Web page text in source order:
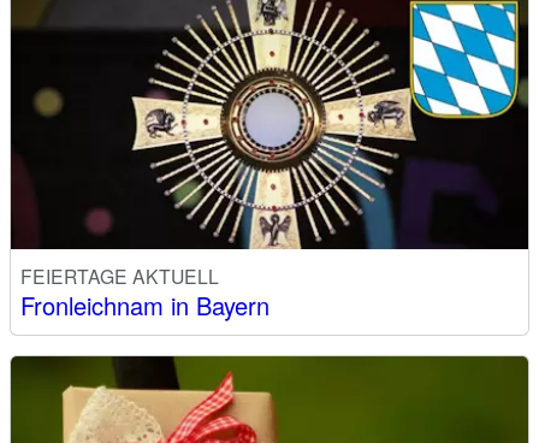
FEIERTAGE AKTUELL
Fronleichnam in Bayern